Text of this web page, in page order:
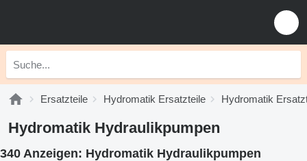
Ersatzteile Hydromatik Ersatzteile Hydromatik
Hydromatik Hydraulikpumpen
340 Anzeigen: Hydromatik Hydraulikpumpen